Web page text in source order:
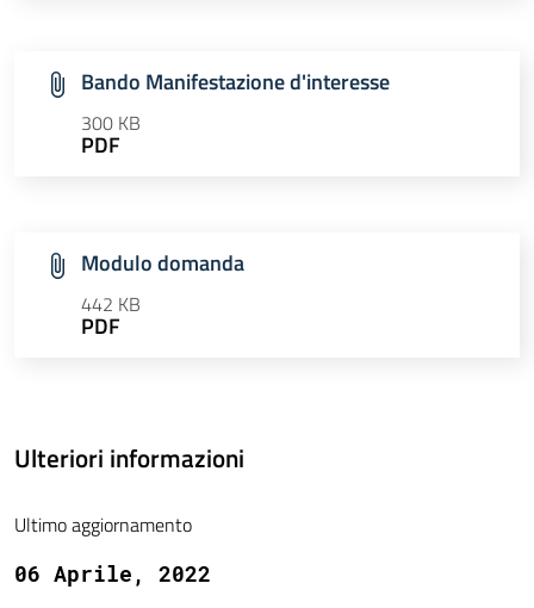
Bando Manifestazione d'interesse
300 KB
PDF
Modulo domanda
442 KB
PDF
Ulteriori informazioni
Ultimo aggiornamento
06 Aprile, 2022